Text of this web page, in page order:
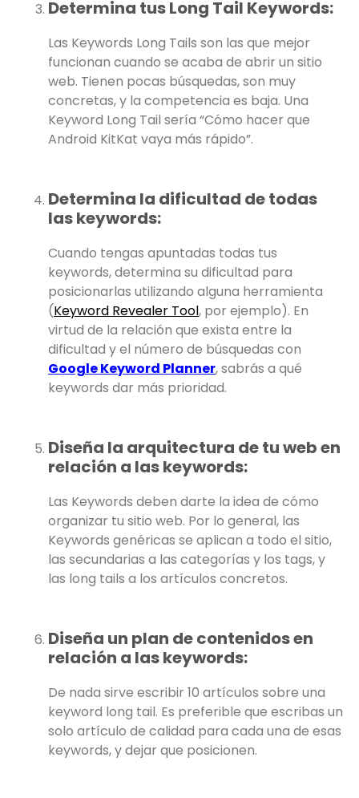
Determina tus Long Tail Keywords:
Las Keywords Long Tails son las que mejor
funcionan cuando se acaba de abrir un sitio
web. Tienen pocas búsquedas, son muy
concretas, y la competencia es baja. Una
Keyword Long Tail sería “Cómo hacer que
Android KitKat vaya más rápido”.
Determina la dificultad de todas
las keywords:
Cuando tengas apuntadas todas tus
keywords, determina su dificultad para
posicionarlas utilizando alguna herramienta
(Keyword Revealer Tool, por ejemplo). En
virtud de la relación que exista entre la
dificultad y el número de búsquedas con
Google Keyword Planner, sabrás a qué
keywords dar más prioridad.
Diseña la arquitectura de tu web en
relación a las keywords:
Las Keywords deben darte la idea de cómo
organizar tu sitio web. Por lo general, las
Keywords genéricas se aplican a todo el sitio,
las secundarias a las categorías y los tags, y
las long tails a los artículos concretos.
Diseña un plan de contenidos en
relación a las keywords:
De nada sirve escribir 10 artículos sobre una
keyword long tail. Es preferible que escribas un
solo artículo de calidad para cada una de esas
keywords, y dejar que posicionen.